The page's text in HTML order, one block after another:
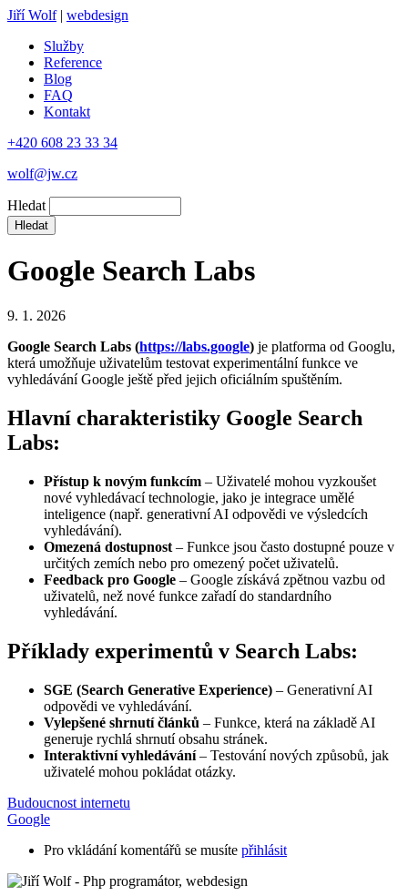
Jiří Wolf | webdesign
Služby
Reference
Blog
FAQ
Kontakt
+420 608 23 33 34
wolf@jw.cz
Hledat
Google Search Labs
9. 1. 2026
Google Search Labs (https://labs.google) je platforma od Googlu,
která umožňuje uživatelům testovat experimentální funkce ve
vyhledávání Google ještě před jejich oficiálním spuštěním.
Hlavní charakteristiky Google Search
Labs:
Přístup k novým funkcím – Uživatelé mohou vyzkoušet
nové vyhledávací technologie, jako je integrace umělé
inteligence (např. generativní AI odpovědi ve výsledcích
vyhledávání).
Omezená dostupnost – Funkce jsou často dostupné pouze v
určitých zemích nebo pro omezený počet uživatelů.
Feedback pro Google – Google získává zpětnou vazbu od
uživatelů, než nové funkce zařadí do standardního
vyhledávání.
Příklady experimentů v Search Labs:
SGE (Search Generative Experience) – Generativní AI
odpovědi ve vyhledávání.
Vylepšené shrnutí článků – Funkce, která na základě AI
generuje rychlá shrnutí obsahu stránek.
Interaktivní vyhledávání– Testování nových způsobů, jak
uživatelé mohou pokládat otázky.
Budoucnost internetu
Google
Pro vkládání komentářů se musíte přihlásit